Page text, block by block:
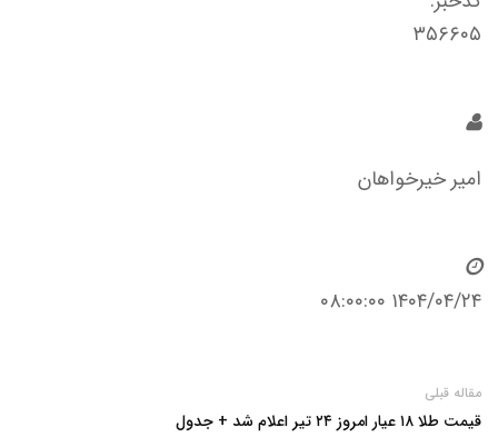
۳۵۶۶۰۵
امیر خیرخواهان
۱۴۰۴/۰۴/۲۴ ۰۸:۰۰:۰۰
مقاله قبلی
قیمت طلا ۱۸ عیار امروز ۲۴ تیر اعلام شد + جدول